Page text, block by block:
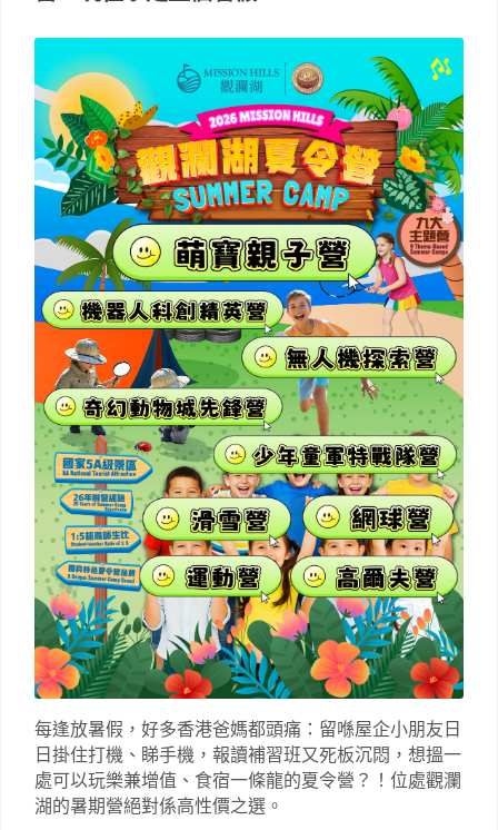
每逢放暑假，好多香港爸媽都頭痛：留喺屋企小朋友日
日掛住打機、睇手機，報讀補習班又死板沉悶，想搵一
處可以玩樂兼增值、食宿一條龍的夏令營？！位處觀瀾
湖的暑期營絕對係高性價之選。